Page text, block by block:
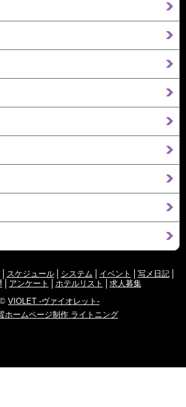
スケジュール システム イベント
写メ日記
アンケート ホテルリスト
求人募集
© VIOLET -ヴァイオレット-
ホームページ制作 ライトニング